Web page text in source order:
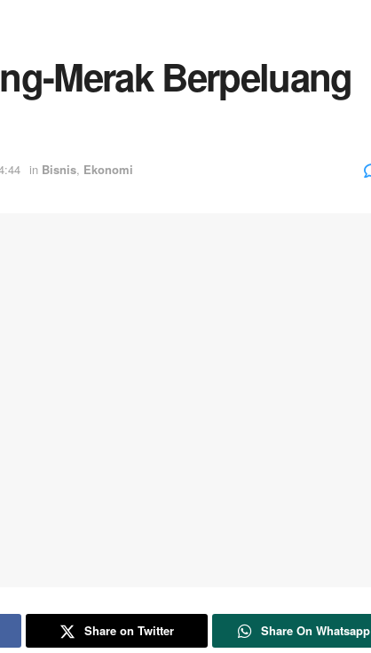
Merak Berpeluang
in Bisnis, Ekonomi
Share on Twitter Share On Whatsapp